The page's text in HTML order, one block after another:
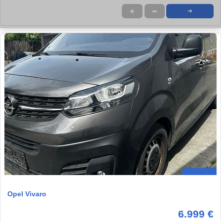
★ ➦ ➜
Opel Vivaro
6.999 €